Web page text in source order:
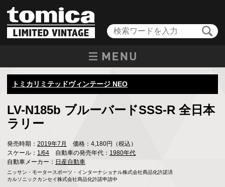
トミカリミテッドヴィンテージ NEO
LV-N185b ブルーバードSSS-R 全日本
ラリー
発売時期： 2019年7月
価格：4,180円（税込）
スケール： 1/64 自動車の発売年代： 1980年代
自動車メーカー： 日産自動車
ニッサン・モータースポーツ・インターナショナル株式会社商品化許諾済
カルソニックカンセイ株式会社商品化許諾申請中